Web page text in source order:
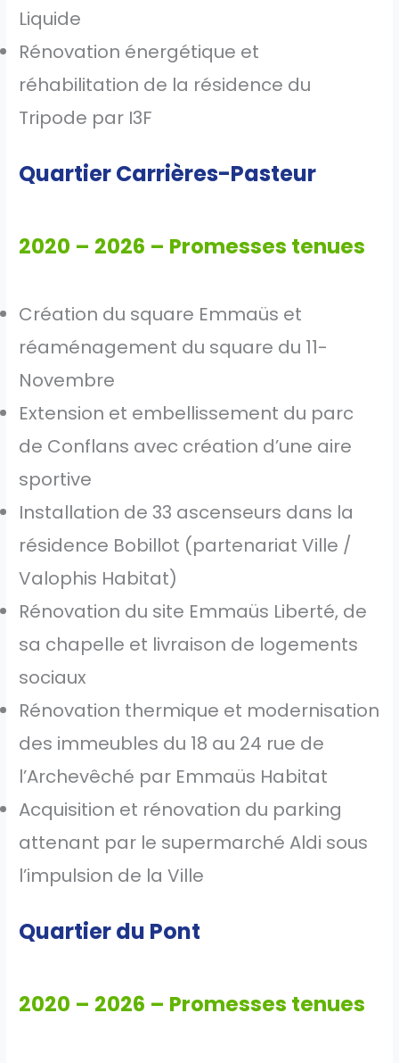
Liquide
Rénovation énergétique et
réhabilitation de la résidence du
Tripode par I3F
Quartier Carrières-Pasteur
2020 – 2026 – Promesses tenues
Création du square Emmaüs et
réaménagement du square du 11-
Novembre
Extension et embellissement du parc
de Conflans avec création d’une aire
sportive
Installation de 33 ascenseurs dans la
résidence Bobillot (partenariat Ville /
Valophis Habitat)
Rénovation du site Emmaüs Liberté, de
sa chapelle et livraison de logements
sociaux
Rénovation thermique et modernisation
des immeubles du 18 au 24 rue de
l’Archevêché par Emmaüs Habitat
Acquisition et rénovation du parking
attenant par le supermarché Aldi sous
l’impulsion de la Ville
Quartier du Pont
2020 – 2026 – Promesses tenues